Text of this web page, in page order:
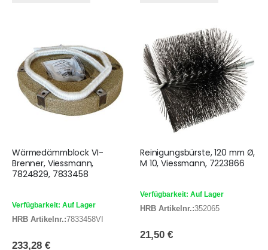
Wärmedämmblock VI-
Brenner, Viessmann,
7824829, 7833458
Verfügbarkeit: Auf Lager
HRB Artikelnr.:7833458VI
233,28 €
Reinigungsbürste, 120 mm Ø,
M 10, Viessmann, 7223866
Verfügbarkeit: Auf Lager
HRB Artikelnr.:352065
21,50 €